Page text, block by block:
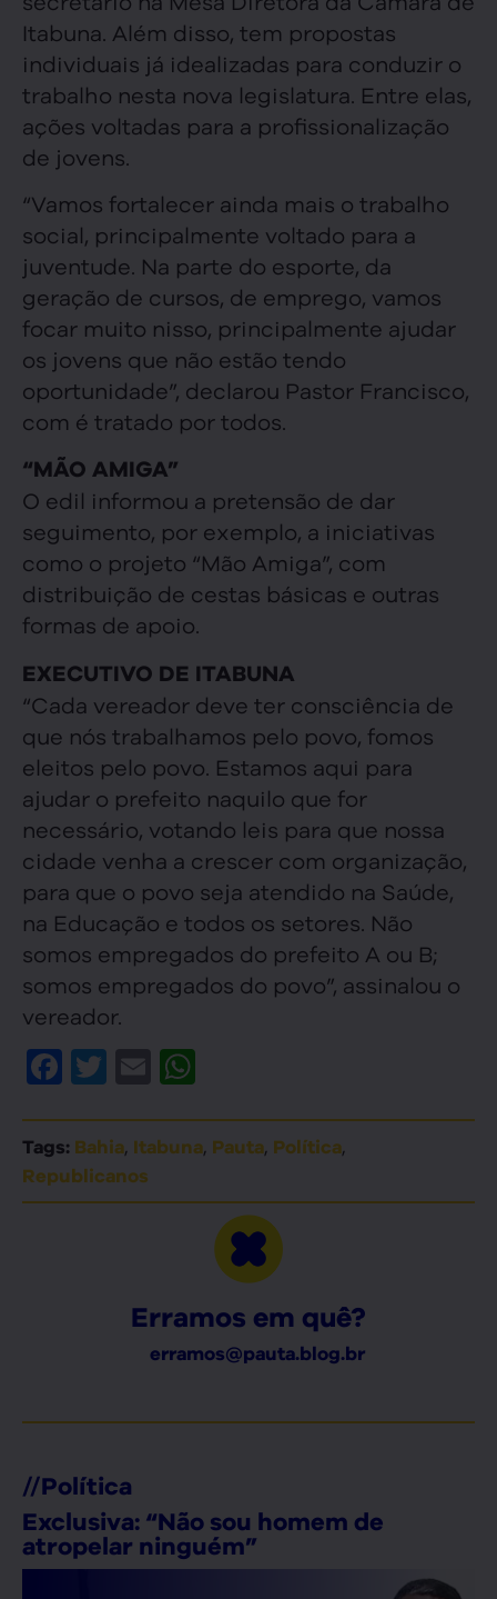
Itabuna. Além disso, tem propostas
individuais já idealizadas para conduzir o
trabalho nesta nova legislatura. Entre elas,
ações voltadas para a profissionalização
de jovens.
“Vamos fortalecer ainda mais o trabalho
social, principalmente voltado para a
juventude. Na parte do esporte, da
geração de cursos, de emprego, vamos
focar muito nisso, principalmente ajudar
os jovens que não estão tendo
oportunidade”, declarou Pastor Francisco,
com é tratado por todos.
“MÃO AMIGA”
O edil informou a pretensão de dar
seguimento, por exemplo, a iniciativas
como o projeto “Mão Amiga”, com
distribuição de cestas básicas e outras
formas de apoio.
EXECUTIVO DE ITABUNA
“Cada vereador deve ter consciência de
que nós trabalhamos pelo povo, fomos
eleitos pelo povo. Estamos aqui para
ajudar o prefeito naquilo que for
necessário, votando leis para que nossa
cidade venha a crescer com organização,
para que o povo seja atendido na Saúde,
na Educação e todos os setores. Não
somos empregados do prefeito A ou B;
somos empregados do povo”, assinalou o
vereador.
Facebook
Twitter
Email
Tags: Bahia, Itabuna, Pauta, Política,
Republicanos
Erramos em quê?
erramos@pauta.blog.br
//Política
Exclusiva: “Não sou homem de
atropelar ninguém”